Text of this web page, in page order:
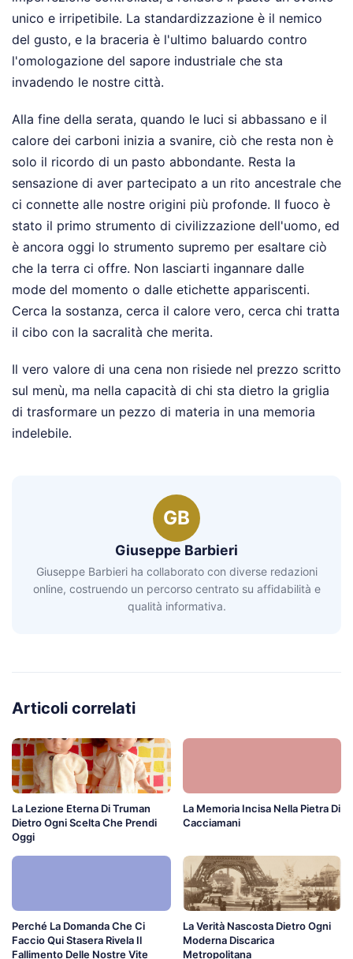
unico e irripetibile. La standardizzazione è il nemico
del gusto, e la braceria è l'ultimo baluardo contro
l'omologazione del sapore industriale che sta
invadendo le nostre città.
Alla fine della serata, quando le luci si abbassano e il
calore dei carboni inizia a svanire, ciò che resta non è
solo il ricordo di un pasto abbondante. Resta la
sensazione di aver partecipato a un rito ancestrale che
ci connette alle nostre origini più profonde. Il fuoco è
stato il primo strumento di civilizzazione dell'uomo, ed
è ancora oggi lo strumento supremo per esaltare ciò
che la terra ci offre. Non lasciarti ingannare dalle
mode del momento o dalle etichette appariscenti.
Cerca la sostanza, cerca il calore vero, cerca chi tratta
il cibo con la sacralità che merita.
Il vero valore di una cena non risiede nel prezzo scritto
sul menù, ma nella capacità di chi sta dietro la griglia
di trasformare un pezzo di materia in una memoria
indelebile.
GB
Giuseppe Barbieri
Giuseppe Barbieri ha collaborato con diverse redazioni
online, costruendo un percorso centrato su affidabilità e
qualità informativa.
Articoli correlati
La Lezione Eterna Di Truman
Dietro Ogni Scelta Che Prendi
Oggi
La Memoria Incisa Nella Pietra Di
Cacciamani
Perché La Domanda Che Ci
Faccio Qui Stasera Rivela Il
Fallimento Delle Nostre Vite
La Verità Nascosta Dietro Ogni
Moderna Discarica
Metropolitana